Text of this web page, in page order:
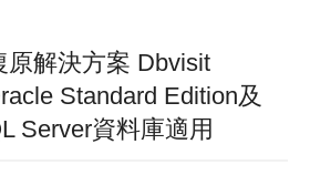
原解決方案 Dbvisit
Standard Edition及
Server資料庫適用